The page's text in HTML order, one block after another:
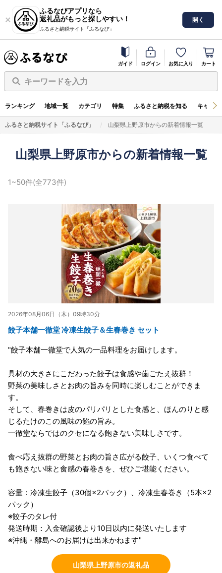
ふるなびアプリなら
返礼品がもっと探しやすい！
ふるさと納税サイト「ふるなび」
開く
ガイド ログイン お気に入り カート
キーワードを入力
ランキング 地域一覧 カテゴリ 特集 ふるさと納税を知る キャン
ふるさと納税サイト「ふるなび」 山梨県上野原市からの新着情報一覧
山梨県上野原市からの新着情報一覧
1~50件(全773件)
2026年08月06日（木）09時30分
餃子本舗一徹堂 冷凍生餃子＆生春巻き セット
"餃子本舗一徹堂で人気の一品料理をお届けします。
具材の大きさにこだわった餃子は食感や歯ごたえ抜群！
野菜の美味しさとお肉の旨みを同時に楽しむことができま
す。
そして、春巻きは皮のパリパリとした食感と、ほんのりと感
じるたけのこの風味の餡の旨み。
一徹堂ならではのクセになる飽きない美味しさです。
食べ応え抜群の野菜とお肉の旨さ広がる餃子、いくつ食べて
も飽きない味と食感の春巻きを、ぜひご堪能ください。
容量：冷凍生餃子（30個×2パック）、冷凍生春巻き（5本×2
パック）
※餃子のタレ付
発送時期：入金確認後より10日以内に発送いたします
※沖縄・離島へのお届けは出来かねます"
山梨県上野原市の返礼品